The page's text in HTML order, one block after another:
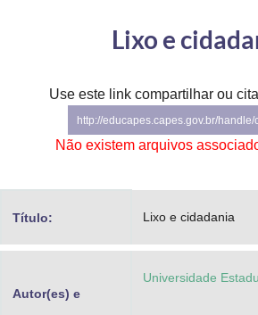
Controladoria-Geral da União
Advocacia-Geral da União
Lixo e
Use este link compartilhar ou
http://educapes.capes.gov.br/
Não existem arquivos
Título: Lixo e cidadania
Autor(es) e
Universidade